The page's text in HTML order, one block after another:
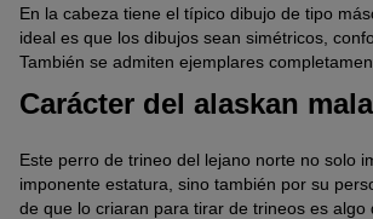
En la cabeza tiene el típico dibujo de tipo
ideal es que los dibujos sean simétricos,
También se admiten ejemplares
Carácter del alaskan
Este perro de trineo del lejano norte no solo
imponente estatura, sino también por su
de que lo criaran para tirar de trineos es algo